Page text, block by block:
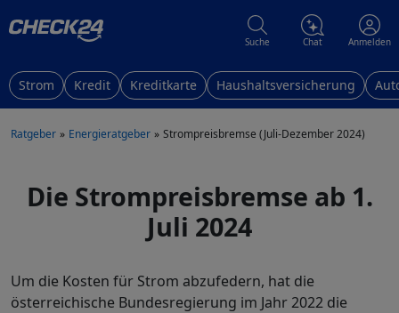
Suche Chat Anmelden
Strom Kredit Kreditkarte Haushaltsversicherung
Ratgeber Energieratgeber Strompreisbremse (Juli-Dezember 2024)
Die Strompreisbremse ab 1.
Juli 2024
Um die Kosten für Strom abzufedern, hat die
österreichische Bundesregierung im Jahr 2022 die